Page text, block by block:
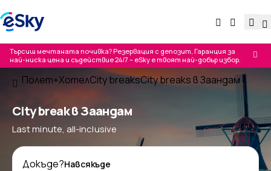
Търсиш мечтаната почивка? Резервация с депозит, Гаранция за
най-ниска цена и съдействие 24/7 – eSky е твоят най-добър избор.
Полет+ХотелCity breaksCity breaks в Заандам
City break в Заандам
Last minute, all-inclusive
Докъде?